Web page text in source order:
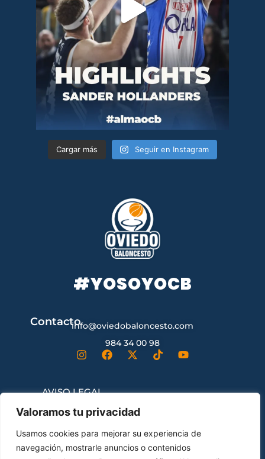
Valoramos tu privacidad
Usamos cookies para mejorar su experiencia de
navegación, mostrarle anuncios o contenidos
Cargar más Seguir en Instagram
#YOSOYOCB
Contactoinfo@oviedobaloncesto.com
984 34 00 98
AVISO LEGAL
CONTRATACIÓN